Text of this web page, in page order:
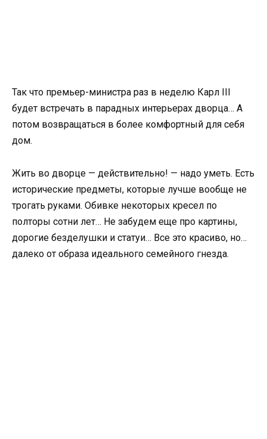
Так что премьер-министра раз в неделю Карл III
будет встречать в парадных интерьерах дворца… А
потом возвращаться в более комфортный для себя
дом.
Жить во дворце — действительно! — надо уметь. Есть
исторические предметы, которые лучше вообще не
трогать руками. Обивке некоторых кресел по
полторы сотни лет… Не забудем еще про картины,
дорогие безделушки и статуи… Все это красиво, но…
далеко от образа идеального семейного гнезда.